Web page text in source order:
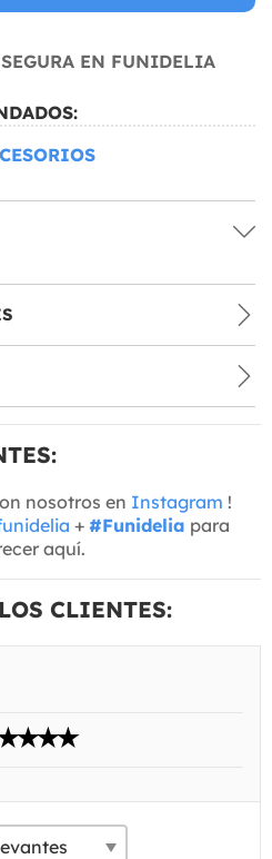
EN FUNIDELIA
nosotros en Instagram !
+ #Funidelia para
aquí.
CLIENTES: